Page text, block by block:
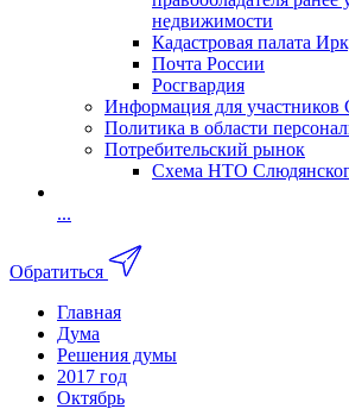
недвижимости
Кадастровая палата
Почта России
Росгвардия
Информация для
Политика в области
Потребительский рынок
Схема НТО
...
Обратиться
Главная
Дума
Решения думы
2017 год
Октябрь